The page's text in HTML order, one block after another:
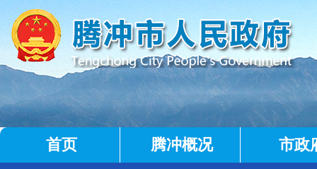
首页 腾冲概况 市政